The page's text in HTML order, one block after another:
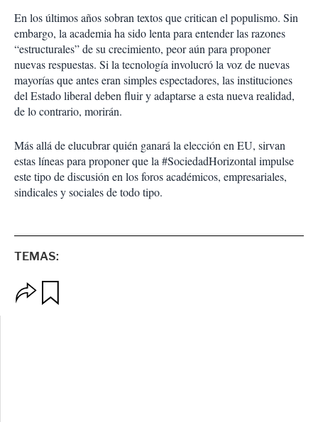
En los últimos años sobran textos que critican el populismo. Sin
embargo, la academia ha sido lenta para entender las razones
“estructurales” de su crecimiento, peor aún para proponer
nuevas respuestas. Si la tecnología involucró la voz de nuevas
mayorías que antes eran simples espectadores, las instituciones
del Estado liberal deben fluir y adaptarse a esta nueva realidad,
de lo contrario, morirán.
Más allá de elucubrar quién ganará la elección en EU, sirvan
estas líneas para proponer que la #SociedadHorizontal impulse
este tipo de discusión en los foros académicos, empresariales,
sindicales y sociales de todo tipo.
TEMAS:
p